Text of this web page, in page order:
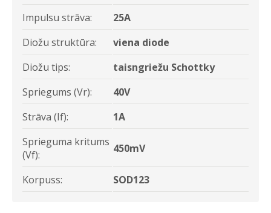
Impulsu strāva:
25A
Diožu struktūra:
viena diode
Diožu tips:
taisngriežu Schottky
Spriegums (Vr):
40V
Strāva (If):
1A
Sprieguma kritums
(Vf):
450mV
Korpuss: SOD123